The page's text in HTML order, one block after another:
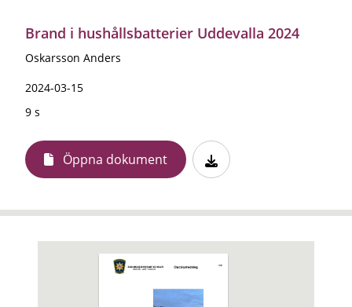
Brand i hushållsbatterier Uddevalla 2024
Oskarsson Anders
2024-03-15
9 s
Öppna dokument